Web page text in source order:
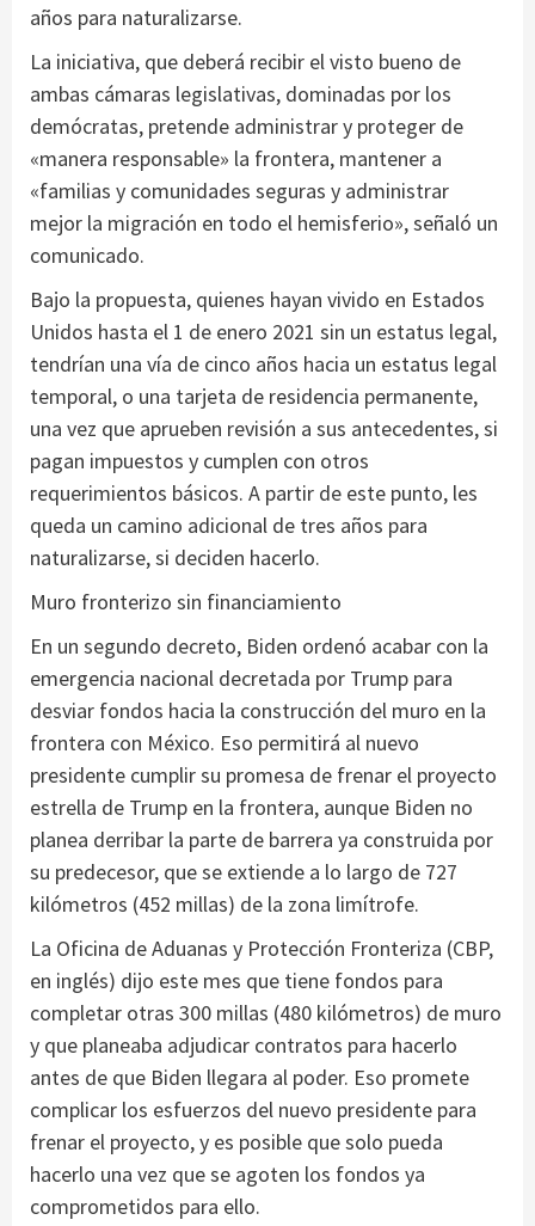
años para naturalizarse.
La iniciativa, que deberá recibir el visto bueno de
ambas cámaras legislativas, dominadas por los
demócratas, pretende administrar y proteger de
«manera responsable» la frontera, mantener a
«familias y comunidades seguras y administrar
mejor la migración en todo el hemisferio», señaló un
comunicado.
Bajo la propuesta, quienes hayan vivido en Estados
Unidos hasta el 1 de enero 2021 sin un estatus legal,
tendrían una vía de cinco años hacia un estatus legal
temporal, o una tarjeta de residencia permanente,
una vez que aprueben revisión a sus antecedentes, si
pagan impuestos y cumplen con otros
requerimientos básicos. A partir de este punto, les
queda un camino adicional de tres años para
naturalizarse, si deciden hacerlo.
Muro fronterizo sin financiamiento
En un segundo decreto, Biden ordenó acabar con la
emergencia nacional decretada por Trump para
desviar fondos hacia la construcción del muro en la
frontera con México. Eso permitirá al nuevo
presidente cumplir su promesa de frenar el proyecto
estrella de Trump en la frontera, aunque Biden no
planea derribar la parte de barrera ya construida por
su predecesor, que se extiende a lo largo de 727
kilómetros (452 millas) de la zona limítrofe.
La Oficina de Aduanas y Protección Fronteriza (CBP,
en inglés) dijo este mes que tiene fondos para
completar otras 300 millas (480 kilómetros) de muro
y que planeaba adjudicar contratos para hacerlo
antes de que Biden llegara al poder. Eso promete
complicar los esfuerzos del nuevo presidente para
frenar el proyecto, y es posible que solo pueda
hacerlo una vez que se agoten los fondos ya
comprometidos para ello.